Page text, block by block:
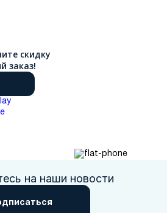
скидку
заказ!
на наши новости